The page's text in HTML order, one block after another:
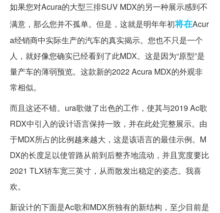
如果您对Acura的大型三排SUV MDX的另一种展示感到不
满意，那么您并不孤单。但是，这就是明年年初将在Acur
a经销商中实际生产的汽车的真实揭示。您也不只是一个
人，就好像您确实已经看到了此MDX。这是因为“原型”是
量产车的薄弱预览。这款新的2022 Acura MDX的外观非
常相似。
而且这还不错。ura歌做了出色的工作，使其与2019 Ac歌
RDX中引入的设计语言保持一致，并在此处完整展示。由
于MDX所占的比例越来越大，这是该语言的最佳示例。M
DX的长度足以使管路从前到后整齐地流动，并且宽度要比
2021 TLX轿车宽三英寸，从而散发出稳定的姿态。我喜
欢。
新设计的下面是Ac歌和MDX所独有的新结构，至少目前是